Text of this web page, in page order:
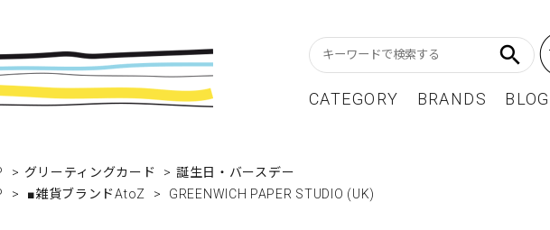
search
CATEGORY
ターフレーム カレンダー
BRANDS
ブランドAtoZ アパレルブランドAtoZ
BLOG
In Staff Blog
> グリーティングカード > 誕生日・バースデー
> ■雑貨ブランドAtoZ > GREENWICH PAPER STUDIO (UK)